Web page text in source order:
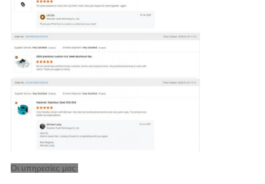
Οι υπηρεσίες μας: